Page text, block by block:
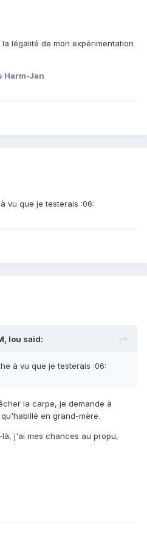
légalité de mon expérimentation
Harm-Jan
vu que je testerais :06:
lou said:
à vu que je testerais :06:
la carpe, je demande à
qu'habillé en grand-mère.
j'ai mes chances au propu,